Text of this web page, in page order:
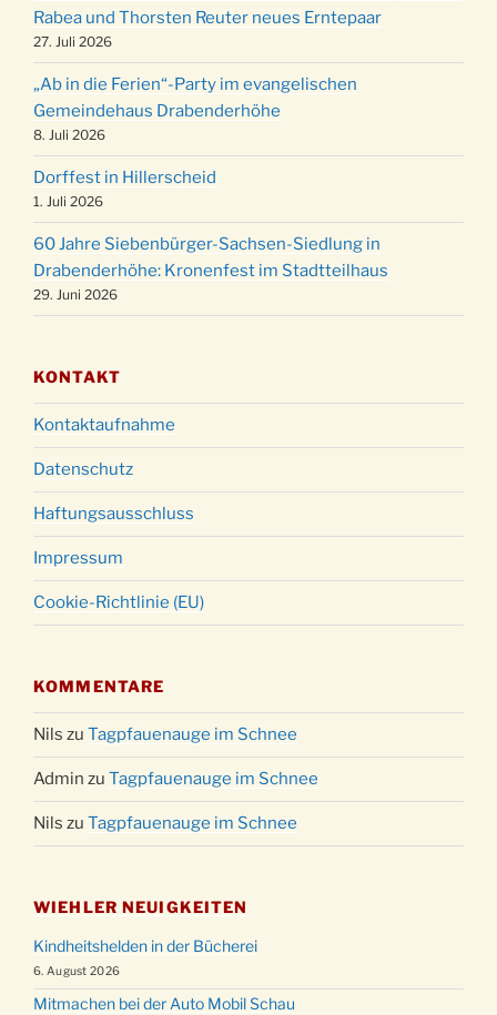
24.12. Familiengottesdienst in der FeG um 16 Uhr
24.12.
Weihnachtsgottesdienst in der Kirche um
15:00 Uhr
24.12.
Weihnachtsgottesdienst in der Kirche um
18:00 Uhr
24.12.
Christmette mit der ev. Jugend in der Kirche
um 23:00 Uhr
31.12.
Gottesdienst zu Silvester in der Kirche um
18:00 Uhr
Rabea und Thorsten Reuter neues Erntepaar
27. Juli 2026
„Ab in die Ferien“-Party im evangelischen
Gemeindehaus Drabenderhöhe
8. Juli 2026
Dorffest in Hillerscheid
1. Juli 2026
60 Jahre Siebenbürger-Sachsen-Siedlung in
Drabenderhöhe: Kronenfest im Stadtteilhaus
29. Juni 2026
KONTAKT
Kontaktaufnahme
Datenschutz
Haftungsausschluss
Impressum
Cookie-Richtlinie (EU)
KOMMENTARE
Nils zu Tagpfauenauge im Schnee
Admin zu Tagpfauenauge im Schnee
Nils zu Tagpfauenauge im Schnee
WIEHLER NEUIGKEITEN
Kindheitshelden in der Bücherei
6. August 2026
Mitmachen bei der Auto Mobil Schau